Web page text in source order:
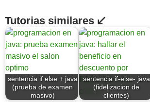
Tutorias similares ↙
sentencia if else + java
(prueba de examen
masivo)
sentencia if-else- java
(fidelizacion de
clientes)